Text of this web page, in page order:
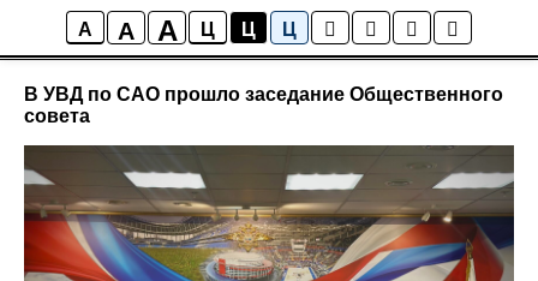
A A A Ц Ц Ц
Новости района Коптево
В УВД по САО прошло заседание Общественного
совета